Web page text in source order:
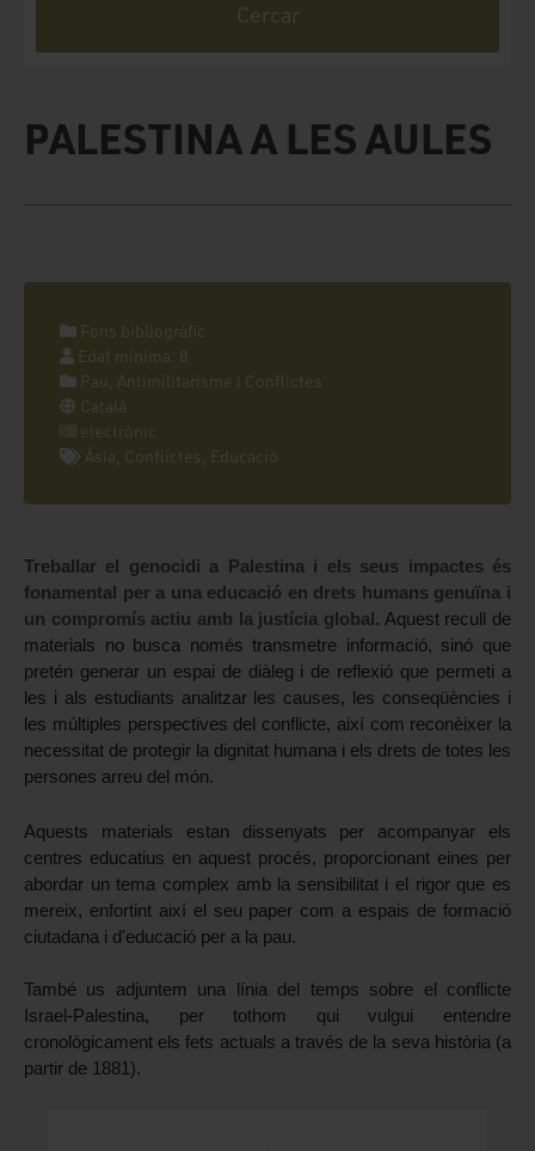
PALESTINA A LES AULES
Fons bibliogràfic
Edat mínima: 8
Pau, Antimilitarisme i Conflictes
Català
electrònic
Àsia, Conflictes, Educació
Treballar el genocidi a Palestina i els seus impactes és
fonamental per a una educació en drets humans genuïna i
un compromís actiu amb la justícia global. Aquest recull de
materials no busca només transmetre informació, sinó que
pretén generar un espai de diàleg i de reflexió que permeti a
les i als estudiants analitzar les causes, les conseqüències i
les múltiples perspectives del conflicte, així com reconèixer la
necessitat de protegir la dignitat humana i els drets de totes les
persones arreu del món.
Aquests materials estan dissenyats per acompanyar els
centres educatius en aquest procés, proporcionant eines per
abordar un tema complex amb la sensibilitat i el rigor que es
mereix, enfortint així el seu paper com a espais de formació
ciutadana i d'educació per a la pau.
També us adjuntem una línia del temps sobre el conflicte
Israel-Palestina, per tothom qui vulgui entendre
cronològicament els fets actuals a través de la seva història (a
partir de 1881).